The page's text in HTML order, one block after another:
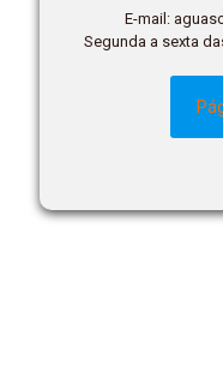
E-mail:
Segunda a sexta